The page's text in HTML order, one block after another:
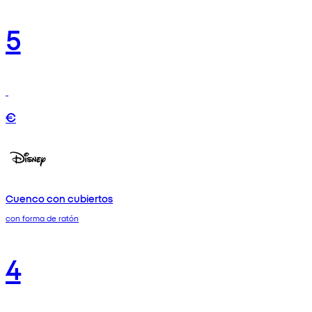
5
€
Cuenco con cubiertos
con forma de ratón
4